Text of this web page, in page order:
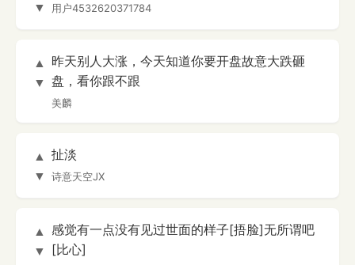
▼
用户4532620371784
▲
▼
昨天别人大涨，今天知道你要开盘故意大跌砸
盘，看你跟不跟
美麟
▲
▼
扯淡
诗意天空JX
▲
▼
感觉有一点没有见过世面的样子[捂脸]无所谓吧
[比心]